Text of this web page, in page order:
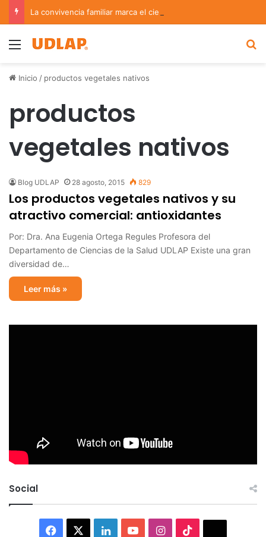
Menu
Inicio / productos vegetales nativos
productos
vegetales nativos
Blog UDLAP 28 agosto, 2015 829
Los productos vegetales nativos y su
atractivo comercial: antioxidantes
Por: Dra. Ana Eugenia Ortega Regules Profesora del
Departamento de Ciencias de la Salud UDLAP Existe una gran
diversidad de…
Leer más »
Social
Facebook LinkedInYouTubeInstagram